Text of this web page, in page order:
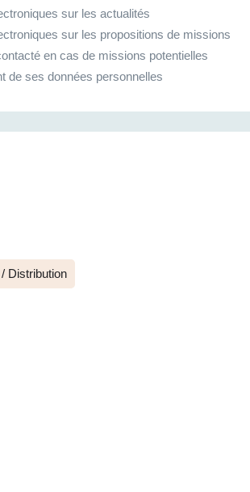
sur les actualités
sur les propositions de missions
en cas de missions potentielles
de ses données personnelles
Distribution